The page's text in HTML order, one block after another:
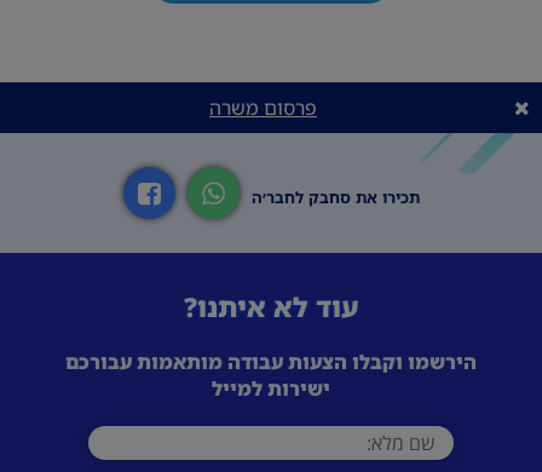
פרסום משרה
תכירו את סחבק לחבר׳ה
עוד לא איתנו?
הירשמו וקבלו הצעות עבודה מותאמות עבורכם
ישירות למייל